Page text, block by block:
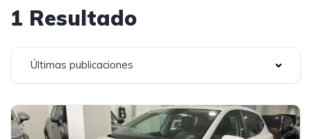
1 Resultado
Últimas publicaciones